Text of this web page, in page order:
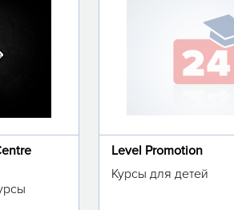
Level Promotion
Курсы для детей